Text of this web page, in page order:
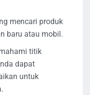
mencari produk
baru atau mobil.
titik
dapat
untuk